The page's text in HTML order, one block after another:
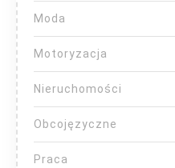
Moda
Motoryzacja
Nieruchomości
Obcojęzyczne
Praca